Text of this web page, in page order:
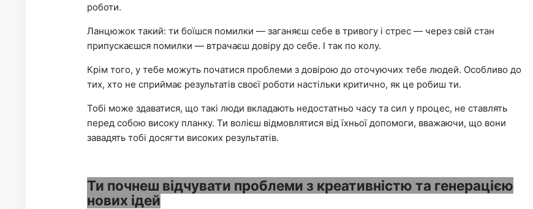
роботи.
Ланцюжок такий: ти боїшся помилки — заганяєш себе в тривогу і стрес — через свій стан
припускаєшся помилки — втрачаєш довіру до себе. І так по колу.
Крім того, у тебе можуть початися проблеми з довірою до оточуючих тебе людей. Особливо до
тих, хто не сприймає результатів своєї роботи настільки критично, як це робиш ти.
Тобі може здаватися, що такі люди вкладають недостатньо часу та сил у процес, не ставлять
перед собою високу планку. Ти волієш відмовлятися від їхньої допомоги, вважаючи, що вони
завадять тобі досягти високих результатів.
Ти почнеш відчувати проблеми з креативністю та генерацією
нових ідей